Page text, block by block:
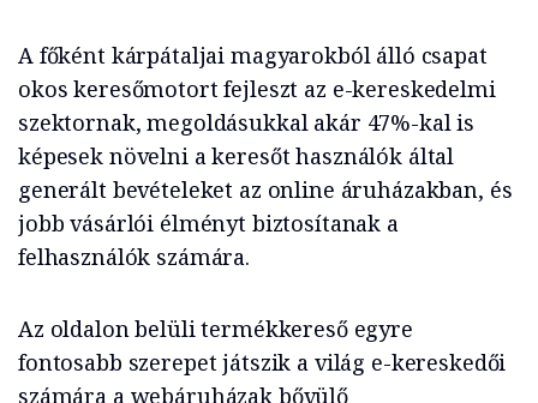
A főként kárpátaljai magyarokból álló csapat
okos keresőmotort fejleszt az e-kereskedelmi
szektornak, megoldásukkal akár 47%-kal is
képesek növelni a keresőt használók által
generált bevételeket az online áruházakban, és
jobb vásárlói élményt biztosítanak a
felhasználók számára.
Az oldalon belüli termékkereső egyre
fontosabb szerepet játszik a világ e-kereskedői
számára a webáruházak bővülő